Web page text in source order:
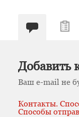
Добавить
Ваш e-mail не
Контакты.
Способы